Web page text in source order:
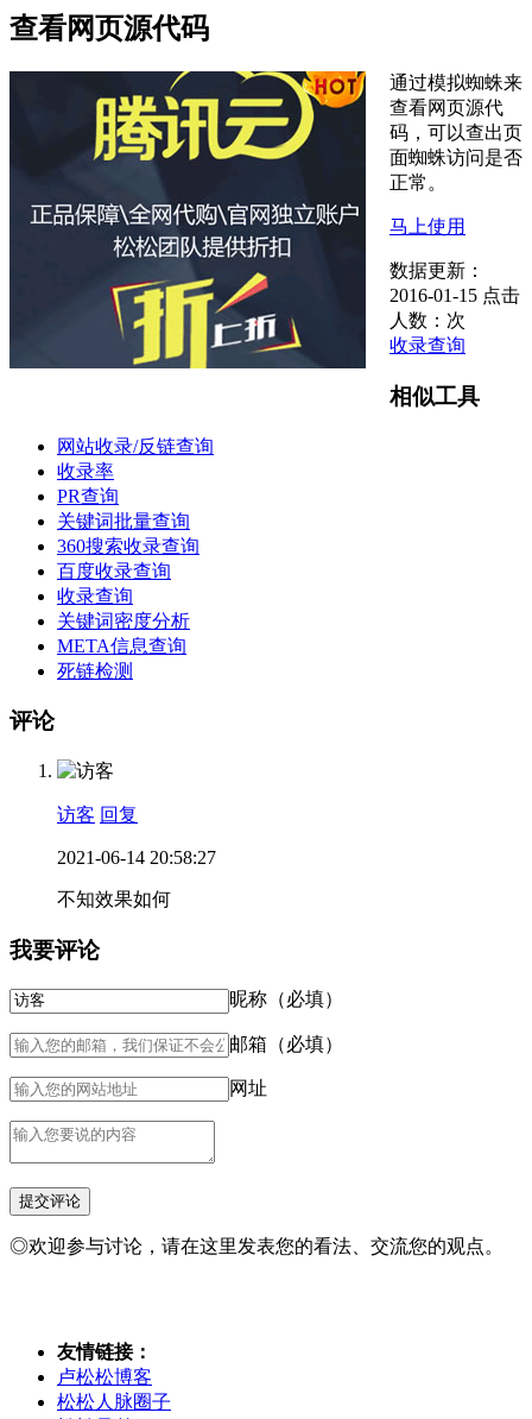
查看网页源代码
通过模拟蜘蛛来
查看网页源代
码，可以查出页
面蜘蛛访问是否
正常。
马上使用
数据更新：
2016-01-15 点击
人数： 次
收录查询
相似工具
网站收录/反链查询
收录率
PR查询
关键词批量查询
360搜索收录查询
百度收录查询
收录查询
关键词密度分析
META信息查询
死链检测
评论
访客 回复
2021-06-14 20:58:27
不知效果如何
我要评论
昵称（必填）
邮箱（必填）
网址
◎欢迎参与讨论，请在这里发表您的看法、交流您的观点。
友情链接：
卢松松博客
松松人脉圈子